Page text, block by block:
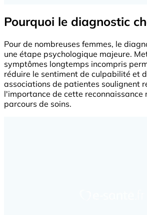
Pourquoi le diagnostic
Pour de nombreuses femmes, le
une étape psychologique majeure.
symptômes longtemps incompris
réduire le sentiment de culpabilité et
associations de patientes soulignent
l'importance de cette reconnaissance
parcours de soins.